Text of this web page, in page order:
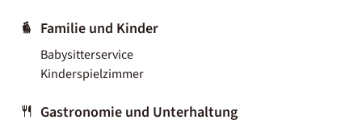
Familie und Kinder
Babysitterservice
Kinderspielzimmer
Gastronomie und Unterhaltung